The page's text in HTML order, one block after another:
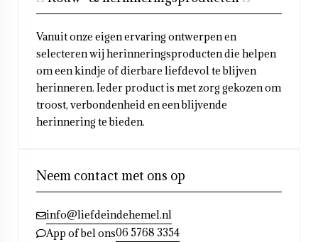
Vanuit onze eigen ervaring ontwerpen en
selecteren wij herinneringsproducten die helpen
om een kindje of dierbare liefdevol te blijven
herinneren. Ieder product is met zorg gekozen om
troost, verbondenheid en een blijvende
herinnering te bieden.
Neem contact met ons op
info@liefdeindehemel.nl
App of bel ons06 5768 3354